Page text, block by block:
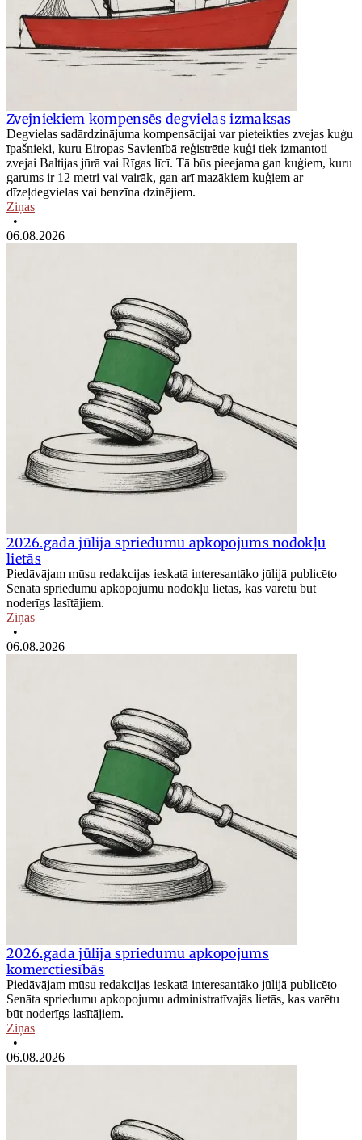
Zvejniekiem kompensēs degvielas izmaksas
Degvielas sadārdzinājuma kompensācijai var pieteikties zvejas kuģu
īpašnieki, kuru Eiropas Savienībā reģistrētie kuģi tiek izmantoti
zvejai Baltijas jūrā vai Rīgas līcī. Tā būs pieejama gan kuģiem, kuru
garums ir 12 metri vai vairāk, gan arī mazākiem kuģiem ar
dīzeļdegvielas vai benzīna dzinējiem.
Ziņas
•
06.08.2026
2026.gada jūlija spriedumu apkopojums nodokļu
lietās
Piedāvājam mūsu redakcijas ieskatā interesantāko jūlijā publicēto
Senāta spriedumu apkopojumu nodokļu lietās, kas varētu būt
noderīgs lasītājiem.
Ziņas
•
06.08.2026
2026.gada jūlija spriedumu apkopojums
komerctiesībās
Piedāvājam mūsu redakcijas ieskatā interesantāko jūlijā publicēto
Senāta spriedumu apkopojumu administratīvajās lietās, kas varētu
būt noderīgs lasītājiem.
Ziņas
•
06.08.2026